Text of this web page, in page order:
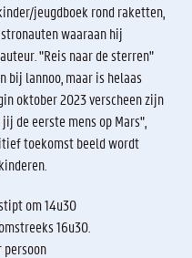
jeugdboek rond raketten,
waaraan hij
"Reis naar de sterren"
bij lannoo, maar is helaas
oktober 2023 verscheen zijn
de eerste mens op Mars",
toekomst beeld wordt
om 14u30
16u30.
persoon